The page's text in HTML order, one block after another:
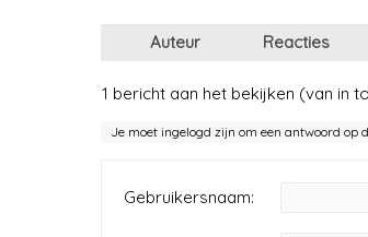
Auteur Reacties
1 bericht aan het bekijken (van in
Je moet ingelogd zijn om een antwoord op
Gebruikersnaam: